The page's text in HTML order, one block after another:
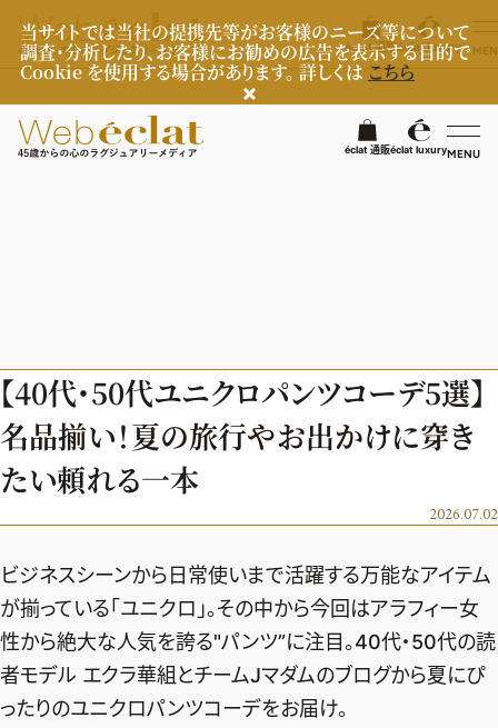
当サイトでは当社の提携先等がお客様のニーズ等について
調査・分析したり、お客様にお勧めの広告を表示する目的で
Cookie を使用する場合があります。 詳しくはこちら
éclat 通販éclat luxuryMENU検
8月の毎日コーデ
50代なに着てる？
ファッション特集
ヘアスタイル・ヘアケア
エイジングケア
メイク
50代ベストコスメ
ヘルスケア
ヘルスケアTOPICS
更年期
ストレッチ・エクササイズ
ダイエット
50代健康のお悩み
ライフスタイル
車・家電
住まい
旅行＆グルメ
カルチャー
50代のお悩み
エクラ 華組
エクラ 華組ランキング
チームJマダムメンバー一覧
チームJマダムランキング
チームJマダム特集
編集長コラム
あら、素敵☆ 手帖
占い
イヴルルド遙華の12星座占い
試し読み
éclat 通販éclat luxury
【40代・50代ユニクロパンツコーデ5選】
名品揃い！夏の旅行やお出かけに穿き
たい頼れる一本
2026.07.02
ビジネスシーンから日常使いまで活躍する万能なアイテム
が揃っている「ユニクロ」。その中から今回はアラフィー女
性から絶大な人気を誇る"パンツ”に注目。40代・50代の読
者モデル エクラ華組とチームJマダムのブログから夏にぴ
ったりのユニクロパンツコーデをお届け。